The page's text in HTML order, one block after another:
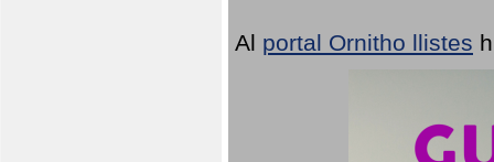
Al portal Ornitho llistes